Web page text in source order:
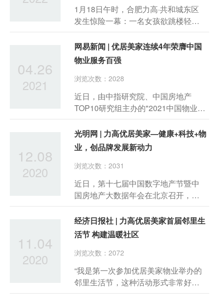
1月18日午时，合肥力高·共和城东区
发生惊险一幕：一名女孩欲跳楼轻
生。千钧一发之际，力高健康生活优
居美家物业人迅速赶往现场，协助民
警及消防队员进行援救工作，成功救
下女孩，避免了一场悲剧。
04.26
2021
网易新闻 | 优居美家连续4年荣膺中国
物业服务百强
浏览次数：2028
近日，由中指研究院、中国房地产
TOP10研究组主办的"2021中国物业服
务百强企业研究成果发布会暨第十四
届中国物业服务百强企业家峰会"在北
京隆重举行。
12.08
2020
光明网 | 力高优居美家—健康+科技+物
业，创品牌发展新动力
浏览次数：2031
近日，第十七届中国数字地产节暨中
国房地产大数据年会在北京召开，峰
会由中房指数系统、中国物业服务价
格指数系统主办，中指研究院承办。
力高健康生活集团优居美家凭借卓越
的服务品质和创新能力，以健康+科技
+物业的模式获得市场认可，得到评选
机构的青睐，荣获了“2020中国物业特
色服务优秀运营企业——健康生活服
务”奖项。
11.04
2020
经济日报社 | 力高优居美家首届邻里生
活节 构建温暖社区
浏览次数：2072
“我是第一次参加优居美家物业举办的
邻里生活节，这种活动形式非常好。
有篮球赛、足球赛足球赛和亲子互动